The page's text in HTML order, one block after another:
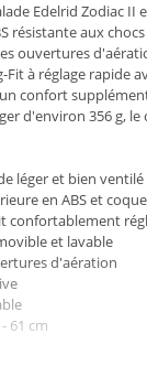
Edelrid Zodiac
résistante aux
ouvertures
Fit à réglage rapide
confort
d'environ 356 g,
léger et bien ventilé
en ABS et
confortablement
et lavable
d'aération
61 cm